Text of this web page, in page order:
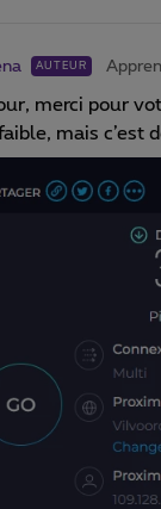
AUTEUR
merci pour
mais c’est